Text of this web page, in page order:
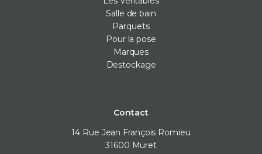
Salle de bain
Parquets
Pour la pose
Marques
Destockage
Contact
14 Rue Jean François Romieu
31600 Muret